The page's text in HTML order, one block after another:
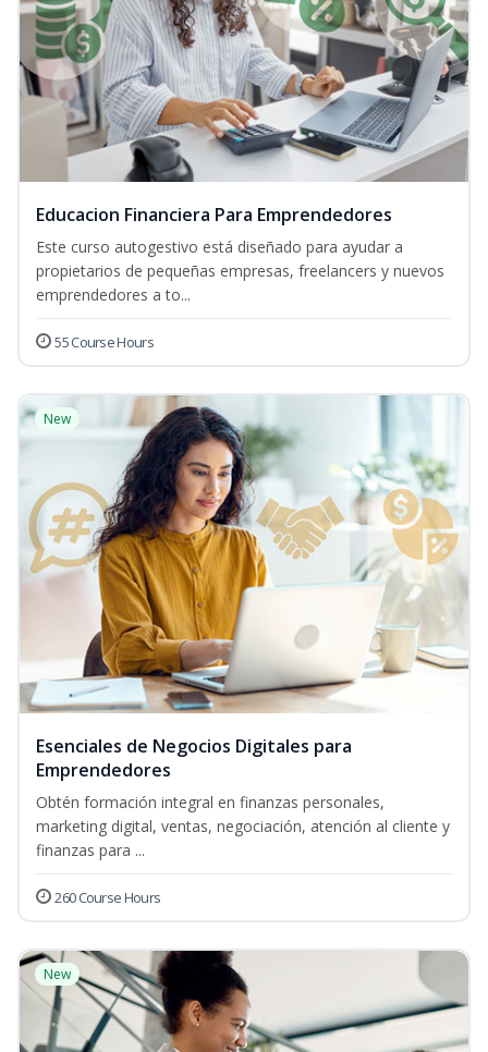
Educacion Financiera Para Emprendedores
Este curso autogestivo está diseñado para ayudar a
propietarios de pequeñas empresas, freelancers y nuevos
emprendedores a to...
55 Course Hours
New
Esenciales de Negocios Digitales para
Emprendedores
Obtén formación integral en finanzas personales,
marketing digital, ventas, negociación, atención al cliente y
finanzas para ...
260 Course Hours
New